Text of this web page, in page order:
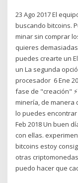
23 Ago 2017 El
buscando bitcoins.
minar sin comprar
quieres
puedes crearte un
un La segunda
procesador 6 Ene
fase de "creación"
minería, de manera
lo puedes
Feb 2018 Un buen
con ellas.
bitcoins estoy
otras
puedo hacer que